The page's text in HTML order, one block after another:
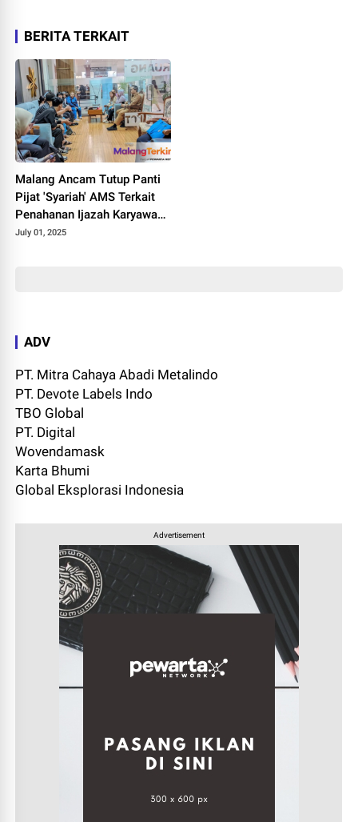
BERITA TERKAIT
Malang Ancam Tutup Panti
Pijat 'Syariah' AMS Terkait
Penahanan Ijazah Karyawan
dan Pelanggaran Izin
July 01, 2025
ADV
PT. Mitra Cahaya Abadi Metalindo
PT. Devote Labels Indo
TBO Global
PT. Digital
Wovendamask
Karta Bhumi
Global Eksplorasi Indonesia
Advertisement